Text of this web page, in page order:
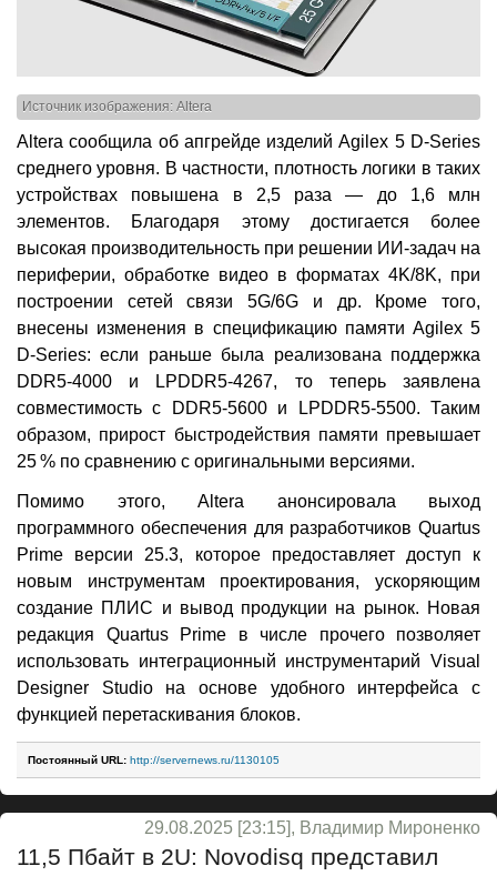
Источник изображения: Altera
Altera сообщила об апгрейде изделий Agilex 5 D-Series
среднего уровня. В частности, плотность логики в таких
устройствах повышена в 2,5 раза — до 1,6 млн
элементов. Благодаря этому достигается более
высокая производительность при решении ИИ-задач на
периферии, обработке видео в форматах 4K/8K, при
построении сетей связи 5G/6G и др. Кроме того,
внесены изменения в спецификацию памяти Agilex 5
D-Series: если раньше была реализована поддержка
DDR5-4000 и LPDDR5-4267, то теперь заявлена
совместимость с DDR5-5600 и LPDDR5-5500. Таким
образом, прирост быстродействия памяти превышает
25 % по сравнению с оригинальными версиями.
Помимо этого, Altera анонсировала выход
программного обеспечения для разработчиков Quartus
Prime версии 25.3, которое предоставляет доступ к
новым инструментам проектирования, ускоряющим
создание ПЛИС и вывод продукции на рынок. Новая
редакция Quartus Prime в числе прочего позволяет
использовать интеграционный инструментарий Visual
Designer Studio на основе удобного интерфейса с
функцией перетаскивания блоков.
Постоянный URL: http://servernews.ru/1130105
29.08.2025 [23:15], Владимир Мироненко
11,5 Пбайт в 2U: Novodisq представил